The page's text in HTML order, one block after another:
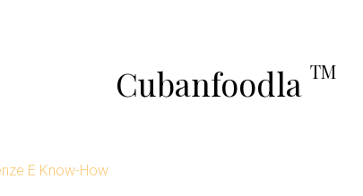
Cubanfoodla TM
E Know-How